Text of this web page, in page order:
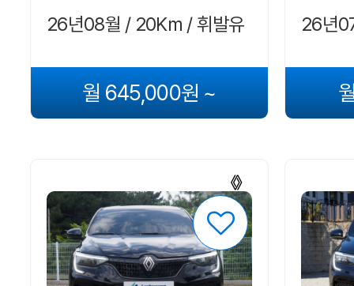
26년08월 / 20Km / 휘발유
월 645,000원 ~
26년